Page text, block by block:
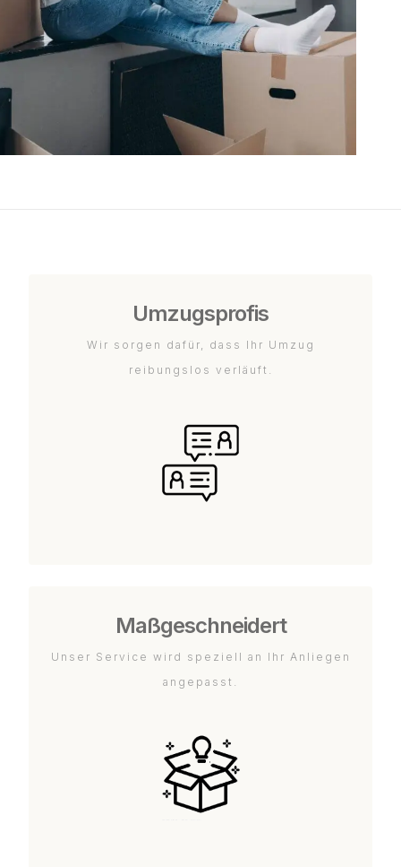
Umzugsprofis
Wir sorgen dafür, dass Ihr Umzug
reibungslos verläuft.
Maßgeschneidert
Unser Service wird speziell an Ihr Anliegen
angepasst.